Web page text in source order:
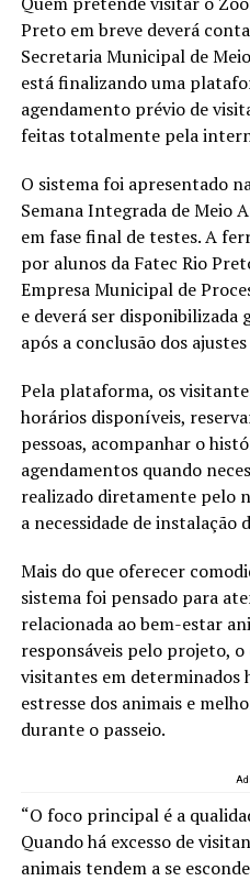
Preto em breve deverá
Secretaria Municipal de
está finalizando uma
agendamento prévio de
feitas totalmente pela
O sistema foi apresentado
Semana Integrada de Meio
em fase final de testes. A
por alunos da Fatec Rio
Empresa Municipal de
e deverá ser
após a conclusão dos
Pela plataforma, os
horários disponíveis,
pessoas, acompanhar o
agendamentos quando
realizado diretamente pelo
a necessidade de instalação
Mais do que oferecer
sistema foi pensado para
relacionada ao bem-estar
responsáveis pelo projeto,
visitantes em determinados
estresse dos animais e
durante o passeio.
“O foco principal é a
Quando há excesso de
animais tendem a se